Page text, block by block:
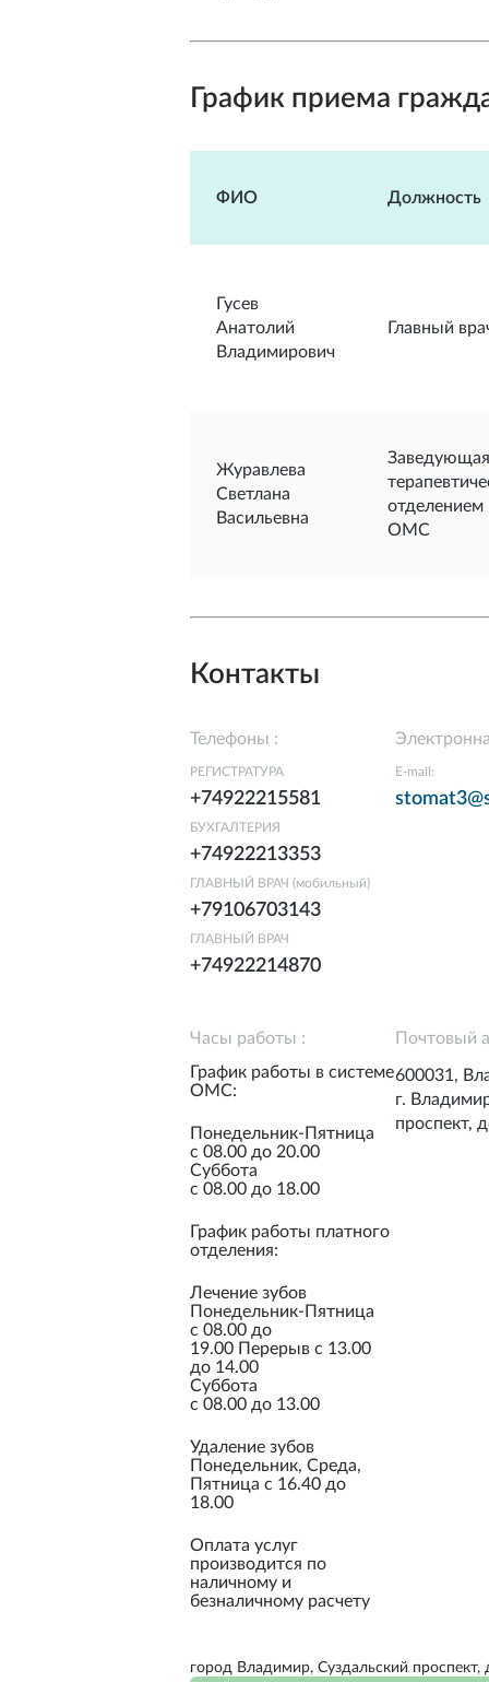
График приема
ФИО Должность
Гусев
Анатолий
Владимирович
Главный
Журавлева
Светлана
Васильевна
Заведующая
отделением
ОМС
Контакты
Телефоны
РЕГИСТРАТУРА
+74922215581
БУХГАЛТЕРИЯ
+74922213353
ГЛАВНЫЙ ВРАЧ (мобильный)
+79106703143
ГЛАВНЫЙ ВРАЧ
+74922214870
E-mail:
Часы работы
График работы в системе
ОМС:
Понедельник-Пятница
с 08.00 до 20.00
Суббота
с 08.00 до 18.00
График работы платного
отделения:
Лечение зубов
Понедельник-Пятница
с 08.00 до
19.00 Перерыв с 13.00
до 14.00
Суббота
с 08.00 до 13.00
Удаление зубов
Понедельник, Среда,
Пятница с 16.40 до
18.00
Оплата услуг
производится по
наличному и
безналичному расчету
Почтовый
600031,
г.
проспект,
город Владимир, Суздальский проспект,